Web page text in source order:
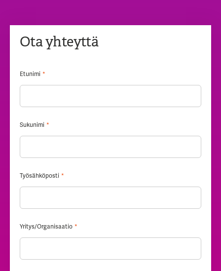
Ota yhteyttä
Etunimi *
Sukunimi *
Työsähköposti *
Yritys/Organisaatio *